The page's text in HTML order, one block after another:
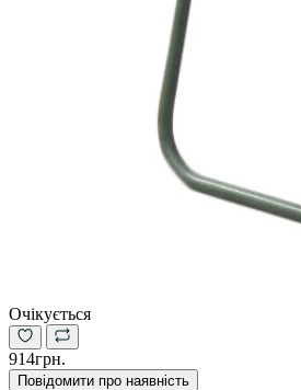
Очікується
914грн.
Повідомити про наявність